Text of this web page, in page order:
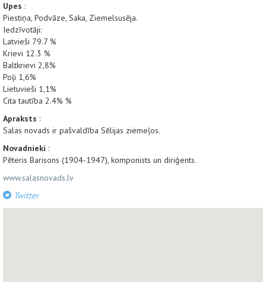
Upes :
Piestiņa, Podvāze, Saka, Ziemelsusēja.
Iedzīvotāji:
Latvieši 79.7 %
Krievi 12.3 %
Baltkrievi 2,8%
Poļi 1,6%
Lietuvieši 1,1%
Cita tautība 2.4% %
Apraksts :
Salas novads ir pašvaldība Sēlijas ziemeļos.
Novadnieki :
Pēteris Barisons (1904-1947), komponists un diriģents.
www.salasnovads.lv
Twitter